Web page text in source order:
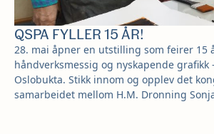
QSPA FYLLER 15 ÅR!
28. mai åpner en utstilling som feirer 15
håndverksmessig og nyskapende
Oslobukta. Stikk innom og opplev det
samarbeidet mellom H.M. Dronning